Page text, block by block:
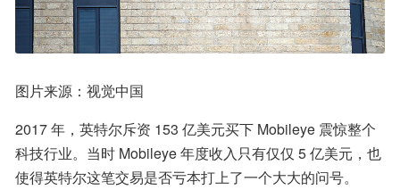
图片来源：视觉中国
2017 年，英特尔斥资 153 亿美元买下 Mobileye 震惊整个
科技行业。当时 Mobileye 年度收入只有仅仅 5 亿美元，也
使得英特尔这笔交易是否亏本打上了一个大大的问号。